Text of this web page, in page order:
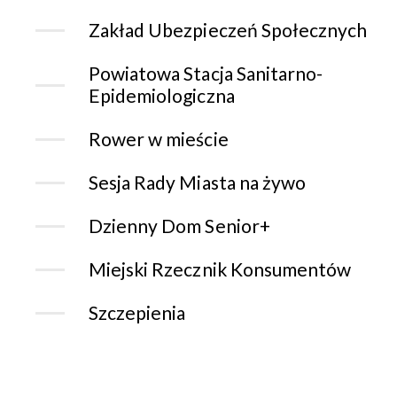
Zakład Ubezpieczeń Społecznych
Powiatowa Stacja Sanitarno-
Epidemiologiczna
Rower w mieście
Sesja Rady Miasta na żywo
Dzienny Dom Senior+
Miejski Rzecznik Konsumentów
Szczepienia